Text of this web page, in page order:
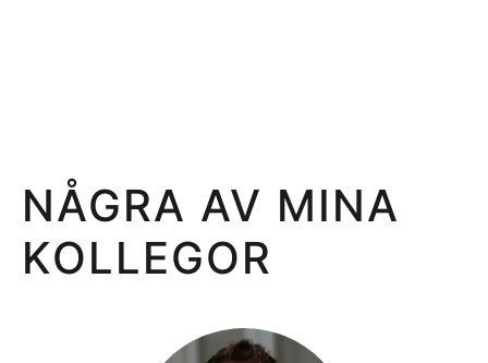
NÅGRA AV MINA
KOLLEGOR